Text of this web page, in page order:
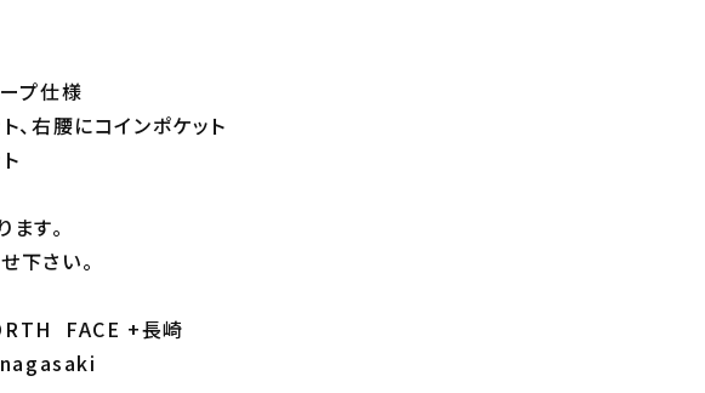
プ仕様
、右腰にコインポケット
す。
下さい。
FACE +長崎